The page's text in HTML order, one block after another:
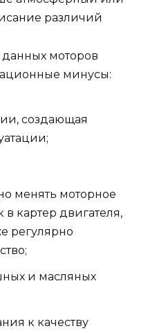
моторов
минусы:
создающая
менять моторное
в картер двигателя,
регулярно
и масляных
к качеству